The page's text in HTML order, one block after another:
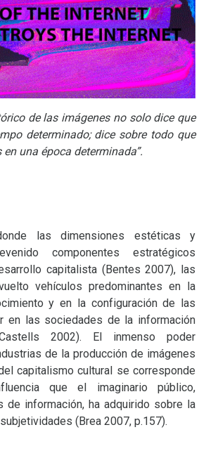
de las imágenes no solo dice que
determinado; dice sobre todo que
una época determinada”.
las dimensiones estéticas y
componentes estratégicos
capitalista (Bentes 2007), las
vehículos predominantes en la
y en la configuración de las
en las sociedades de la información
2002). El inmenso poder
de la producción de imágenes
capitalismo cultural se corresponde
que el imaginario público,
de información, ha adquirido sobre la
(Brea 2007, p.157).